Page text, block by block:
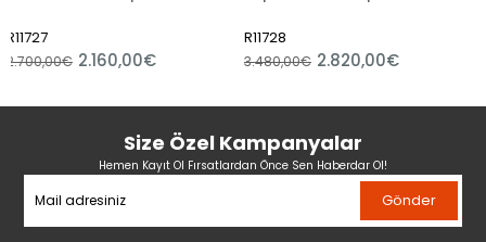
2.820,00€
3.480,00€ 4.248,00€
Size Özel Kampanyalar
Hemen Kayıt Ol Fırsatlardan Önce Sen Haberdar Ol!
Gönder